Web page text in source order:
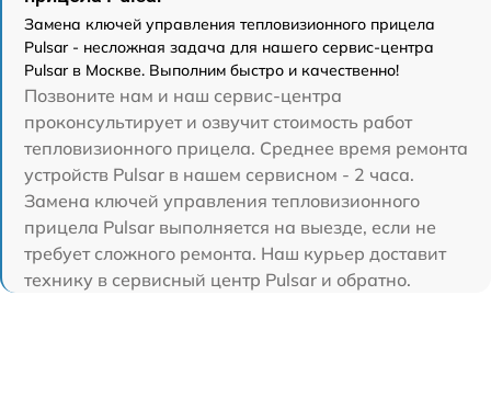
Замена ключей управления тепловизионного прицела
Pulsar - несложная задача для нашего сервис-центра
Pulsar в Москве. Выполним быстро и качественно!
Позвоните нам и наш сервис-центра
проконсультирует и озвучит стоимость работ
тепловизионного прицела. Среднее время ремонта
устройств Pulsar в нашем сервисном - 2 часа.
Замена ключей управления тепловизионного
прицела Pulsar выполняется на выезде, если не
требует сложного ремонта. Наш курьер доставит
технику в сервисный центр Pulsar и обратно.